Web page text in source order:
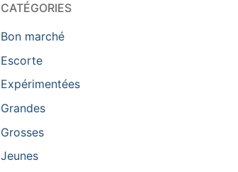
CATÉGORIES
Bon marché
Escorte
Expérimentées
Grandes
Grosses
Jeunes